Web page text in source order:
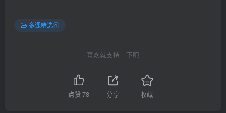
多课精选④
喜欢就支持一下吧
点赞78 分享 收藏